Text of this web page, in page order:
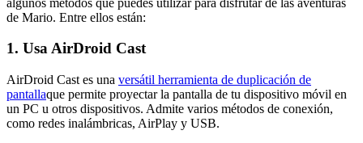
de Mario. Entre ellos están:
1. Usa AirDroid Cast
AirDroid Cast es una versátil herramienta de duplicación de
pantallaque permite proyectar la pantalla de tu dispositivo móvil en
un PC u otros dispositivos. Admite varios métodos de conexión,
como redes inalámbricas, AirPlay y USB.